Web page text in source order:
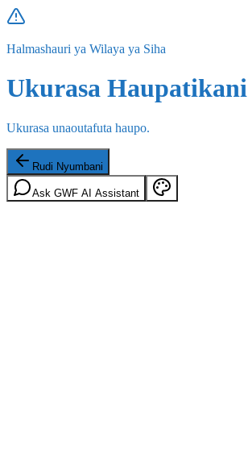
Halmashauri ya Wilaya ya Siha
Ukurasa Haupatikani
Ukurasa unaoutafuta haupo.
Rudi Nyumbani
Ask GWF AI Assistant